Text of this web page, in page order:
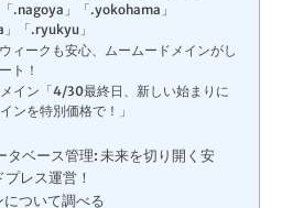
.nagoya」「.yokohama」
」「.ryukyu」
ィークも安心、ムームードメインがし
ト！
イン「4/30最終日、新しい始まりに
ンを特別価格で！」
タベース管理: 未来を切り開く安
レス運営！
ついて調べる